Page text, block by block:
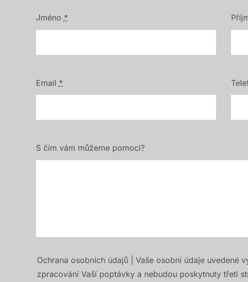
Jméno *
Email *
S čím vám můžeme pomoci?
Ochrana osobních údajů | Vaše osobní údaje uvedené
zpracování Vaší poptávky a nebudou poskytnuty třetí